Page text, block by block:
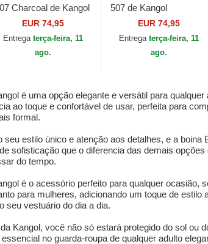
Charcoal de Kangol
EUR 74,95
Entrega terça-feira, 11
ago.
507 de Kangol
EUR 74,95
Entrega terça-feira, 11
ago.
é uma opção elegante e versátil para
ao toque e confortável de usar, perfeita para
formal.
seu estilo único e atenção aos detalhes, e a
sofisticação que o diferencia das demais
do tempo.
é o acessório perfeito para qualquer
para mulheres, adicionando um toque de
seu vestuário do dia a dia.
Kangol, você não só estará protegido do sol
no guarda-roupa de qualquer adulto